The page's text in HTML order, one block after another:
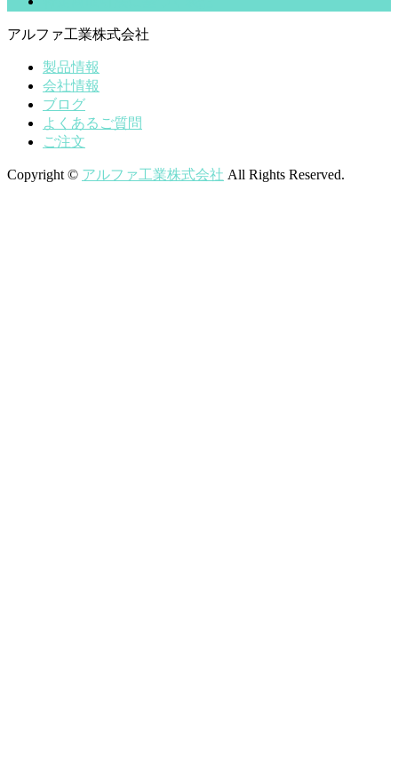
アルファ工業株式会社
製品情報
会社情報
ブログ
よくあるご質問
ご注文
Copyright © アルファ工業株式会社 All Rights Reserved.